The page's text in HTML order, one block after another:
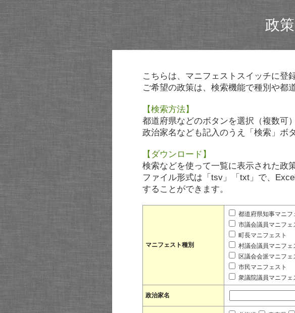
政
こちらは、マニフェストスイッチに登
ご希望の政策は、検索機能で種別や都
【検索方法】
都道府県などのボタンを選択（複数可
政治家名なども記入のうえ「検索」ボ
【ダウンロード】
検索などを使って一覧に表示された政
ファイル形式は「tsv」「txt」で、
することができます。
マニフェスト種別
都道府県知事マニフ
市議会議員マニフェ
町長マニフェスト
村議会議員マニフェ
区議会会派マニフェ
市民マニフェスト
衆議院議員マニフェ
政治家名